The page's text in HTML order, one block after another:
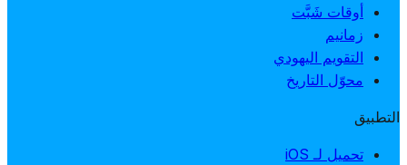
أوقات شَبَّت
زمانيم
التقويم اليهودي
محوّل التاريخ
التطبيق
تحميل لـ iOS